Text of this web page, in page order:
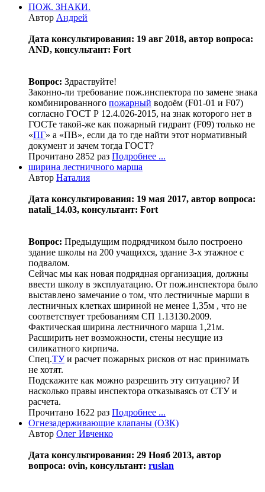
ПОЖ. ЗНАКИ.
Автор Андрей
Дата консультирования: 19 авг 2018, автор вопроса:
AND, консультант: Fort
Вопрос: Здраствуйте!
Законно-ли требование пож.инспектора по замене знака
комбинированного пожарный водоём (F01-01 и F07)
согласно ГОСТ Р 12.4.026-2015, на знак которого нет в
ГОСТе такой-же как пожарный гидрант (F09) только не
«ПГ» а «ПВ», если да то где найти этот нормативный
документ и зачем тогда ГОСТ?
Прочитано 2852 раз Подробнее ...
ширина лестничного марша
Автор Наталия
Дата консультирования: 19 мая 2017, автор вопроса:
natali_14.03, консультант: Fort
Вопрос: Предыдущим подрядчиком было построено
здание школы на 200 учащихся, здание 3-х этажное с
подвалом.
Сейчас мы как новая подрядная организация, должны
ввести школу в эксплуатацию. От пож.инспектора было
выставлено замечание о том, что лестничные марши в
лестничных клетках шириной не менее 1,35м , что не
соответствует требованиям СП 1.13130.2009.
Фактическая ширина лестничного марша 1,21м.
Расширить нет возможности, стены несущие из
силикатного кирпича.
Спец.ТУи расчет пожарных рисков от нас принимать
не хотят.
Подскажите как можно разрешить эту ситуацию? И
насколько правы инспектора отказываясь от СТУ и
расчета.
Прочитано 1622 раз Подробнее ...
Огнезадерживающие клапаны (ОЗК)
Автор Олег Ивченко
Дата консультирования: 29 Нояб 2013, автор
вопроса: ovin, консультант: ruslan